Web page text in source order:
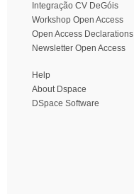
Integração CV DeGóis
Workshop Open Access
Open Access Declarations
Newsletter Open Access
Help
About Dspace
DSpace Software